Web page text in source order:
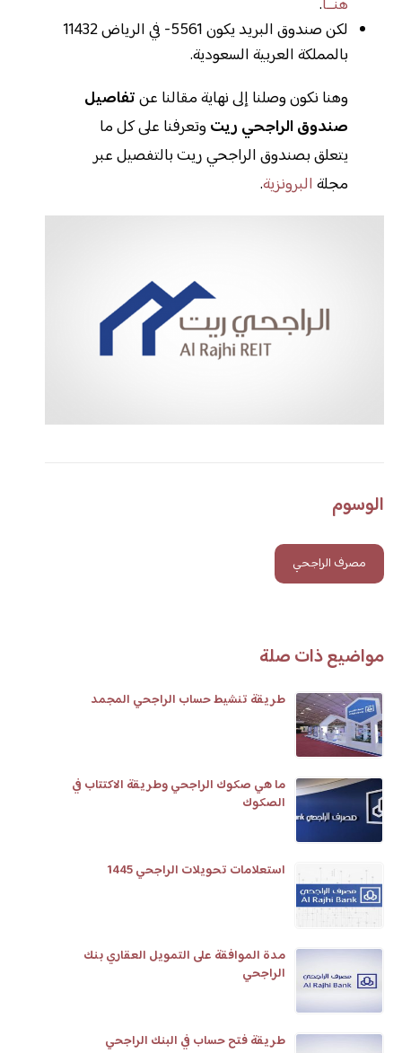
هنــا.
لكن صندوق البريد يكون 5561- في الرياض 11432
بالمملكة العربية السعودية.
وهنا نكون وصلنا إلى نهاية مقالنا عنتفاصيل
صندوق الراجحي ريت وتعرفنا على كل ما
يتعلق بصندوق الراجحي ريت بالتفصيل عبر
مجلة البرونزية.
الوسوم
مصرف الراجحي
مواضيع ذات صلة
طريقة تنشيط حساب الراجحي المجمد
ما هي صكوك الراجحي وطريقة الاكتتاب في
الصكوك
استعلامات تحويلات الراجحي 1445
مدة الموافقة على التمويل العقاري بنك
الراجحي
طريقة فتح حساب في البنك الراجحي